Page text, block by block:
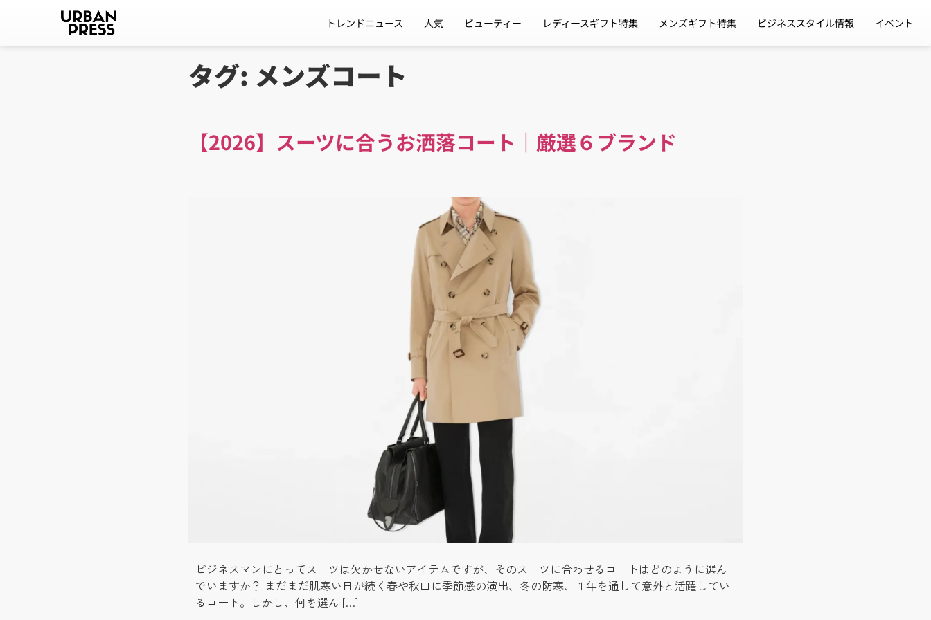
トレンドニュース 人気 ビューティー レディースギフト特集 メンズギフト特集 ビジネススタイル情報 イベント
タグ: メンズコート
【2026】スーツに合うお洒落コート｜厳選６ブランド
ビジネスマンにとってスーツは欠かせないアイテムですが、そのスーツに合わせるコートはどのように選ん
でいますか？ まだまだ肌寒い日が続く春や秋口に季節感の演出、冬の防寒、１年を通して意外と活躍してい
るコート。しかし、何を選ん […]